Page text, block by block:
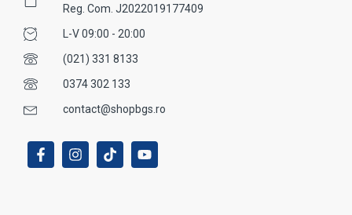
Reg. Com. J2022019177409
L-V 09:00 - 20:00
(021) 331 8133
0374 302 133
contact@shopbgs.ro